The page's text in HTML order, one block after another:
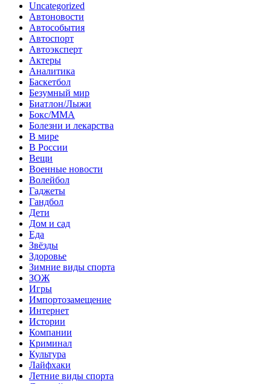
Uncategorized
Автоновости
Автособытия
Автоспорт
Автоэксперт
Актеры
Аналитика
Баскетбол
Безумный мир
Биатлон/Лыжи
Бокс/MMA
Болезни и лекарства
В мире
В России
Вещи
Военные новости
Волейбол
Гаджеты
Гандбол
Дети
Дом и сад
Еда
Звёзды
Здоровье
Зимние виды спорта
ЗОЖ
Игры
Импортозамещение
Интернет
Истории
Компании
Криминал
Культура
Лайфхаки
Летние виды спорта